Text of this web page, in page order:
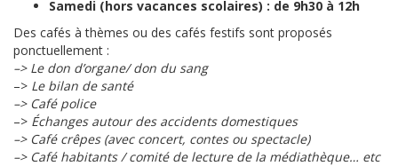
Samedi (hors vacances scolaires) : de 9h30 à 12h
Des cafés à thèmes ou des cafés festifs sont proposés
ponctuellement :
–> Le don d’organe/ don du sang
–> Le bilan de santé
–> Café police
–> Échanges autour des accidents domestiques
–> Café crêpes (avec concert, contes ou spectacle)
–> Café habitants / comité de lecture de la médiathèque… etc